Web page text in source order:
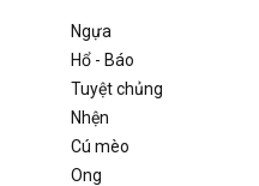
Ngựa
Hổ - Báo
Tuyệt chủng
Nhện
Cú mèo
Ong